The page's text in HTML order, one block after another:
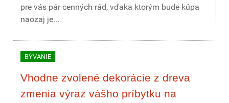
pre vás pár cenných rád, vďaka ktorým bude kúpa
naozaj je...
BÝVANIE
Vhodne zvolené dekorácie z dreva
zmenia výraz vášho príbytku na